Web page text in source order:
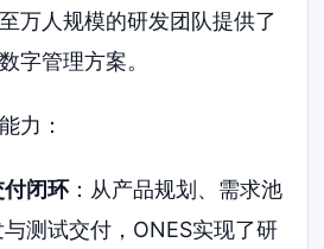
万人规模的研发团队提供了
字管理方案。
力：
闭环：从产品规划、需求池
测试交付，ONES实现了研